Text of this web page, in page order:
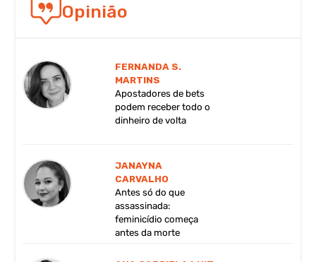
Opinião
FERNANDA S.
MARTINS
Apostadores de bets
podem receber todo o
dinheiro de volta
JANAYNA
CARVALHO
Antes só do que
assassinada:
feminicídio começa
antes da morte